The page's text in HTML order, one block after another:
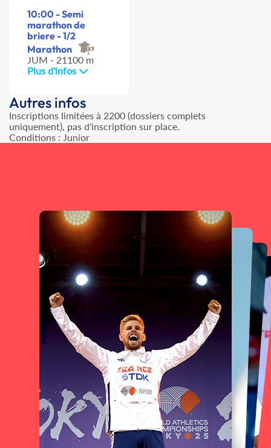
10:00 - Semi
marathon de
briere - 1/2
Marathon
JUM - 21100 m
Plus d'infos
Autres infos
Inscriptions limitées à 2200 (dossiers complets
uniquement), pas d'inscription sur place.
Conditions : Junior